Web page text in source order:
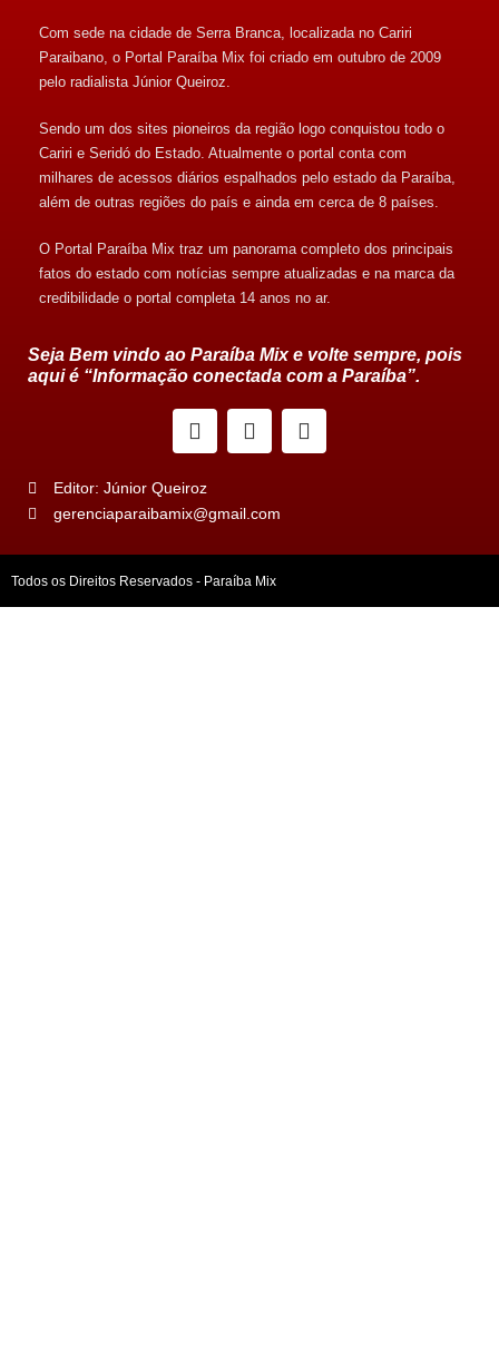
Com sede na cidade de Serra Branca, localizada no Cariri
Paraibano, o Portal Paraíba Mix foi criado em outubro de 2009
pelo radialista Júnior Queiroz.
Sendo um dos sites pioneiros da região logo conquistou todo o
Cariri e Seridó do Estado. Atualmente o portal conta com
milhares de acessos diários espalhados pelo estado da Paraíba,
além de outras regiões do país e ainda em cerca de 8 países.
O Portal Paraíba Mix traz um panorama completo dos principais
fatos do estado com notícias sempre atualizadas e na marca da
credibilidade o portal completa 14 anos no ar.
Seja Bem vindo ao Paraíba Mix e volte sempre, pois
aqui é “Informação conectada com a Paraíba”.
Editor: Júnior Queiroz
gerenciaparaibamix@gmail.com
Todos os Direitos Reservados - Paraíba Mix